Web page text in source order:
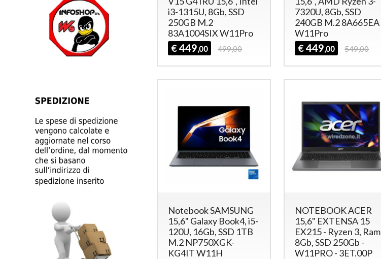
i3-1315U, 8Gb, SSD
250GB M.2
83A1004SIX W11Pro
€ 449,00 499,00
7320U, 8Gb, SSD
240GB M.2 8A665EA
W11Pro
€ 449,00 549,00
Notebook SAMSUNG
15,6" Galaxy Book4, i5-
120U, 16Gb, SSD 1TB
M.2 NP750XGK-
KG4IT W11H
NOTEBOOK ACER
15,6" EXTENSA 15
EX215 - Ryzen 3, Ram
8Gb, SSD 250Gb -
W11PRO - 3ET.00P